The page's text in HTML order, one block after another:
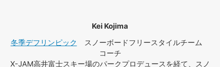
Kei Kojima
冬季デフリンピック スノーボードフリースタイルチーム
コーチ
X-JAM高井富士スキー場のパークプロデュースを経て、スノ